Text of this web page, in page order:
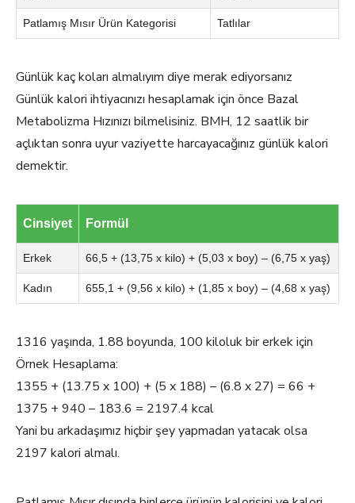
Patlamış Mısır Ürün Kategorisi Tatlılar
Günlük kaç koları almalıyım diye merak ediyorsanız
Günlük kalori ihtiyacınızı hesaplamak için önce Bazal
Metabolizma Hızınızı bilmelisiniz. BMH, 12 saatlik bir
açlıktan sonra uyur vaziyette harcayacağınız günlük kalori
demektir.
Cinsiyet Formül
Erkek 66,5 + (13,75 x kilo) + (5,03 x boy) – (6,75 x yaş)
Kadın 655,1 + (9,56 x kilo) + (1,85 x boy) – (4,68 x yaş)
1316 yaşında, 1.88 boyunda, 100 kiloluk bir erkek için
Örnek Hesaplama:
1355 + (13.75 x 100) + (5 x 188) – (6.8 x 27) = 66 +
1375 + 940 – 183.6 = 2197.4 kcal
Yani bu arkadaşımız hiçbir şey yapmadan yatacak olsa
2197 kalori almalı.